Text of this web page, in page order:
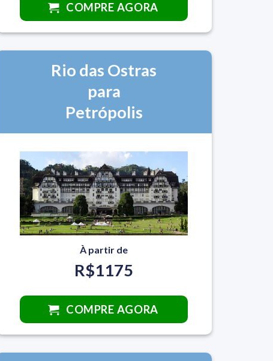
COMPRE AGORA
Rio das Ostras
para
Petrópolis
À partir de
R$1175
COMPRE AGORA